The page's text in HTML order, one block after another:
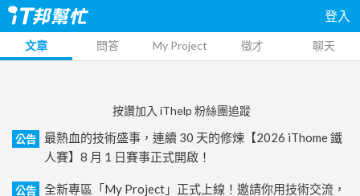
登入
文章 問答 My Project 徵才 聊天
按讚加入 iThelp 粉絲團追蹤
公告
最熱血的技術盛事，連續 30 天的修煉【2026 iThome 鐵
人賽】8 月 1 日賽事正式開啟！
公告
全新專區「My Project」正式上線！邀請你用技術交流，